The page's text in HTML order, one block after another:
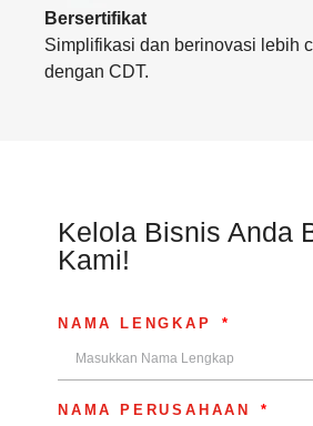
Bersertifikat
Simplifikasi dan berinovasi lebih
dengan CDT.
Kelola Bisnis Anda
Kami!
NAMA LENGKAP
NAMA PERUSAHAAN